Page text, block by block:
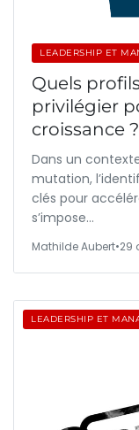
LEADERSHIP ET
Quels
privilégier
croissance ?
Dans un
mutation,
clés pour
s’impose…
Mathilde Aubert•29
LEADERSHIP ET